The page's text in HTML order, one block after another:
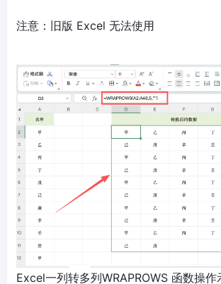
注意：旧版 Excel 无法使用
Excel一列转多列WRAPROWS 函数操作